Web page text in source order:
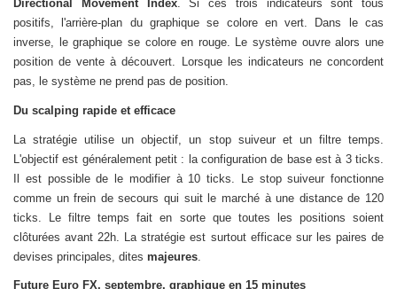
Directional Movement Index. Si ces trois indicateurs sont tous
positifs, l'arrière-plan du graphique se colore en vert. Dans le cas
inverse, le graphique se colore en rouge. Le système ouvre alors une
position de vente à découvert. Lorsque les indicateurs ne concordent
pas, le système ne prend pas de position.
Du scalping rapide et efficace
La stratégie utilise un objectif, un stop suiveur et un filtre temps.
L'objectif est généralement petit : la configuration de base est à 3 ticks.
Il est possible de le modifier à 10 ticks. Le stop suiveur fonctionne
comme un frein de secours qui suit le marché à une distance de 120
ticks. Le filtre temps fait en sorte que toutes les positions soient
clôturées avant 22h. La stratégie est surtout efficace sur les paires de
devises principales, dites majeures
Future Euro FX, septembre, graphique en 15 minutes